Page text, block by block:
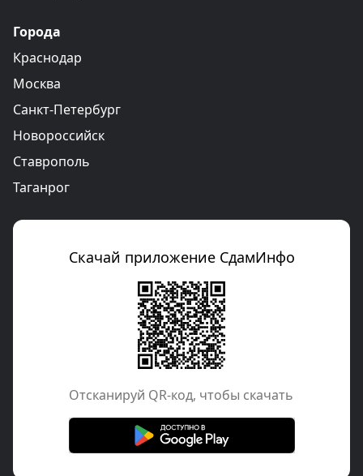
Города
Краснодар
Москва
Санкт-Петербург
Новороссийск
Ставрополь
Таганрог
Скачай приложение СдамИнфо
Отcканируй QR-код, чтобы скачать